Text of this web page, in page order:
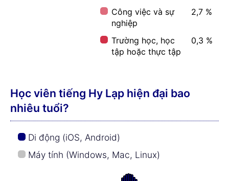
Công việc và sự
nghiệp
2,7 %
Trường học, học
tập hoặc thực tập
0,3 %
Học viên tiếng Hy Lạp hiện đại bao
nhiêu tuổi?
Di động (iOS, Android)
Máy tính (Windows, Mac, Linux)